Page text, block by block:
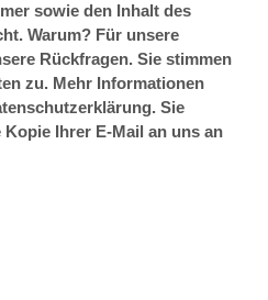
sowie den Inhalt des
Warum? Für unsere
Rückfragen. Sie stimmen
zu. Mehr Informationen
Sie
Ihrer E-Mail an uns an